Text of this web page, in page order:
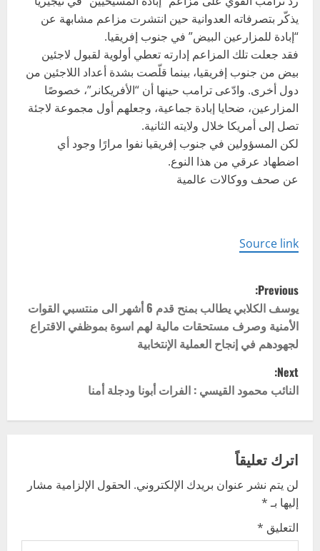
يذكّر بتصرفاته العدوانية حين انتشرت مزاعم مشابهة عن
“إبادة للمزارعين البيض” في جنوب إفريقيا.
فقد جعلت تلك المزاعم إدارته تعطي أولوية لقبول لاجئين
بيض من جنوب إفريقيا، بينما قلّصت بشدة أعداد اللاجئين من
دول أخرى. وادّعى ترامب حينها أن “الأفريكانر”، خصوصًا
المزارعين، ضحايا إبادة جماعية، وجعلهم أول مجموعة لاجئة
تصل إلى أمريكا خلال ولايته الثانية.
لكن المسؤولين في جنوب إفريقيا نفوا مرارًا وجود أي
اضطهاد عرقي من هذا النوع.
عن صحف ووكالات عالمية
Source link
P
o
s
t
n
v
i
g
Previous:
يوسف الكلابي يطالب بمنح قدم 6 أشهر الى منتسبي القوات
الأمنية وصرف مستحقات مالية لهم اسوة بموظفي الاقتراع
لجهودهم في إنجاح العملية الإنتخابية
Next:
النائب محمود القيسي : الفرات أبونا ودجلة أمنا
اترك تعليقاً
لن يتم نشر عنوان بريدك الإلكتروني. الحقول الإلزامية مشار
إليها بـ*
التعليق *